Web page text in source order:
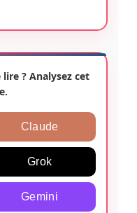
? Analysez cet
Claude
Grok
Gemini